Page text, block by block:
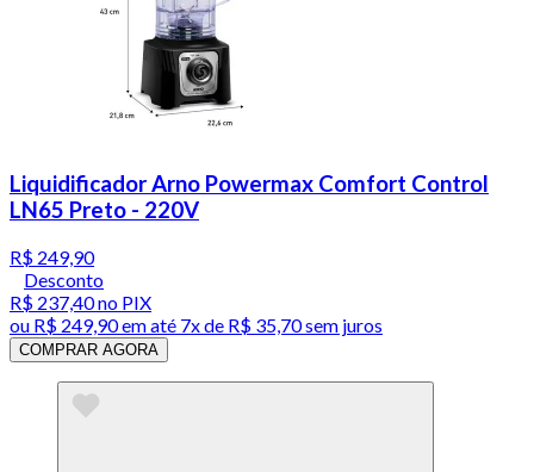
Liquidificador Arno Powermax Comfort Control
LN65 Preto - 220V
R$ 249,90
Desconto
R$ 237,40no PIX
ou R$ 249,90em até 7x de R$ 35,70 sem juros
COMPRAR AGORA